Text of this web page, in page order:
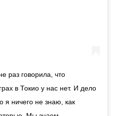
раз говорила, что
в Токио у нас нет. И дело
я ничего не знаю, как